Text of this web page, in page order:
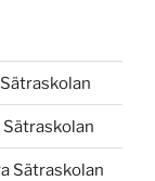
Sätraskolan
Sätraskolan